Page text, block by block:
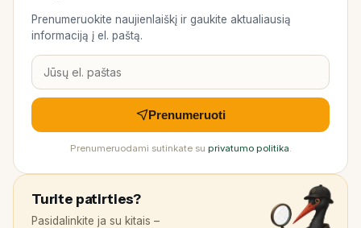
Prenumeruokite naujienlaiškį ir gaukite aktualiausią
informaciją į el. paštą.
Prenumeruoti
Prenumeruodami sutinkate su privatumo politika
Turite patirties?
Pasidalinkite ja su kitais –